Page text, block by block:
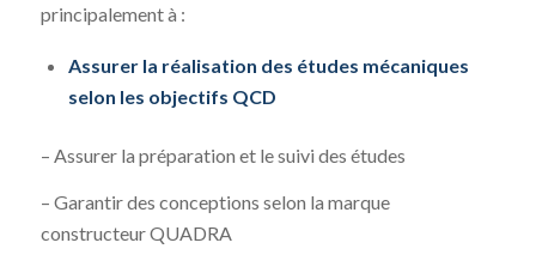
principalement à :
Assurer la réalisation des études mécaniques
selon les objectifs QCD
– Assurer la préparation et le suivi des études
– Garantir des conceptions selon la marque
constructeur QUADRA